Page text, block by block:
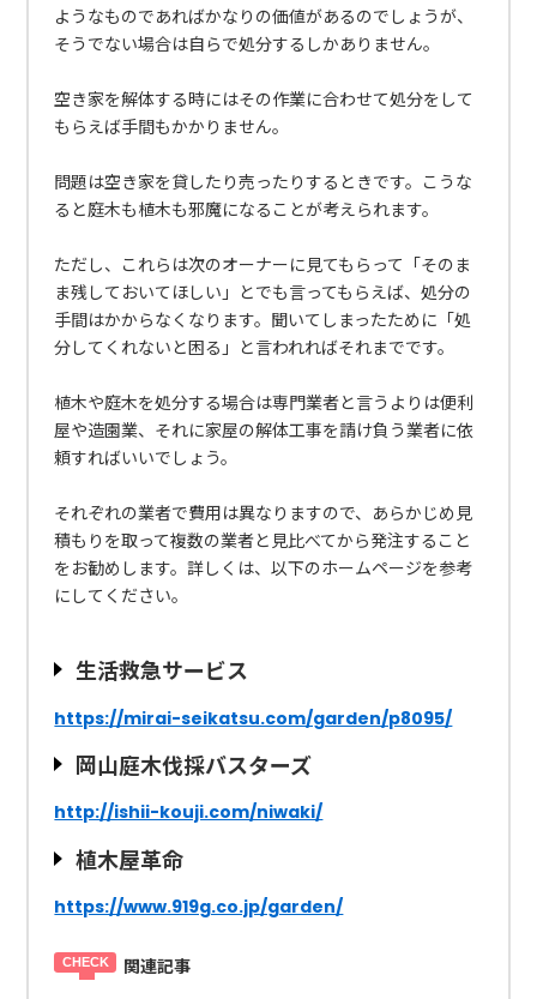
ようなものであればかなりの価値があるのでしょうが、
そうでない場合は自らで処分するしかありません。
空き家を解体する時にはその作業に合わせて処分をして
もらえば手間もかかりません。
問題は空き家を貸したり売ったりするときです。こうな
ると庭木も植木も邪魔になることが考えられます。
ただし、これらは次のオーナーに見てもらって「そのま
ま残しておいてほしい」とでも言ってもらえば、処分の
手間はかからなくなります。聞いてしまったために「処
分してくれないと困る」と言われればそれまでです。
植木や庭木を処分する場合は専門業者と言うよりは便利
屋や造園業、それに家屋の解体工事を請け負う業者に依
頼すればいいでしょう。
それぞれの業者で費用は異なりますので、あらかじめ見
積もりを取って複数の業者と見比べてから発注すること
をお勧めします。詳しくは、以下のホームページを参考
にしてください。
生活救急サービス
https://mirai-seikatsu.com/garden/p8095/
岡山庭木伐採バスターズ
http://ishii-kouji.com/niwaki/
植木屋革命
https://www.919g.co.jp/garden/
関連記事